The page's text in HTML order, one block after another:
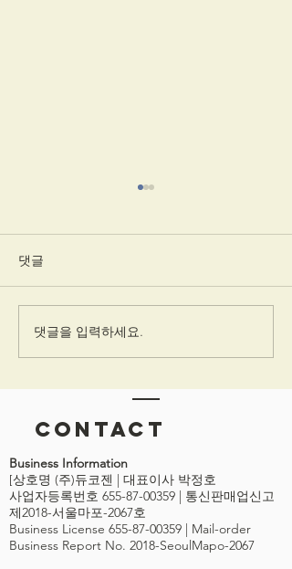
사례_런던 브루넬대학교
(Brunel Univ)의 와이즈플
댓글
댓글을 입력하세요.
Contact
Business Information
[상호명 (주)듀코젠 | 대표이사 박정호
사업자등록번호 655-87-00359 | 통신판매업신고
제2018-서울마포-2067호
Business License 655-87-00359 | Mail-order
Business Report No. 2018-SeoulMapo-2067